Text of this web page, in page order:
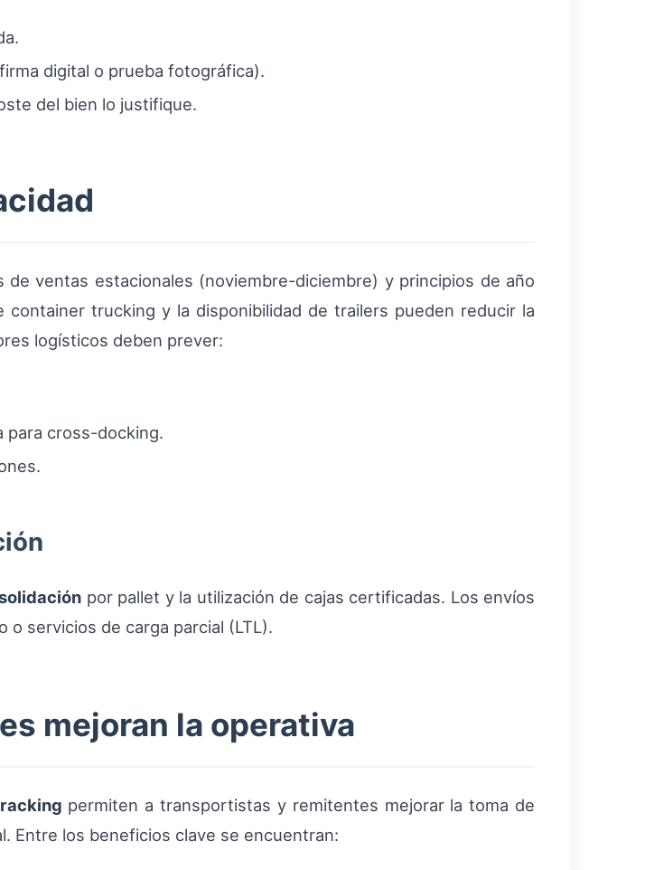
digital o prueba fotográfica).
del bien lo justifique.
ventas estacionales (noviembre-diciembre) y principios de año
container trucking y la disponibilidad de trailers pueden reducir la
logísticos deben prever:
para cross-docking.
por pallet y la utilización de cajas certificadas. Los envíos
o servicios de carga parcial (LTL).
mejoran la operativa
permiten a transportistas y remitentes mejorar la toma de
Entre los beneficios clave se encuentran: